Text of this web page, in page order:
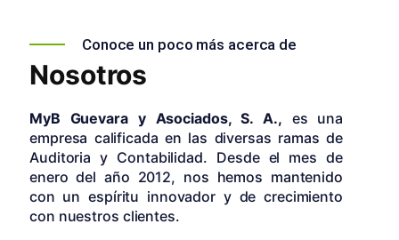
Conoce un poco más acerca de
Nosotros
MyB Guevara y Asociados, S. A., es una
empresa calificada en las diversas ramas de
Auditoria y Contabilidad. Desde el mes de
enero del año 2012, nos hemos mantenido
con un espíritu innovador y de crecimiento
con nuestros clientes.